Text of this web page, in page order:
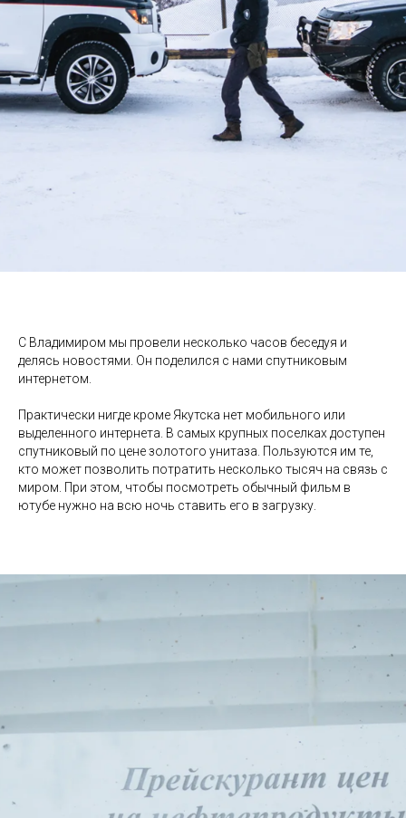
С Владимиром мы провели несколько часов беседуя и
делясь новостями. Он поделился с нами спутниковым
интернетом.
Практически нигде кроме Якутска нет мобильного или
выделенного интернета. В самых крупных поселках доступен
спутниковый по цене золотого унитаза. Пользуются им те,
кто может позволить потратить несколько тысяч на связь с
миром. При этом, чтобы посмотреть обычный фильм в
ютубе нужно на всю ночь ставить его в загрузку.